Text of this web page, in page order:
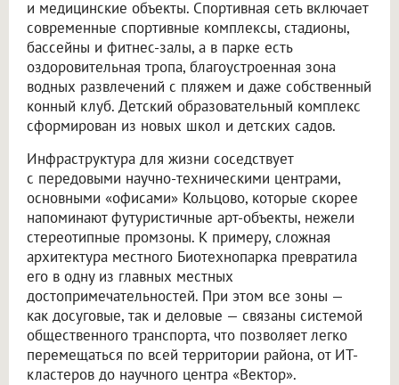
и медицинские объекты. Спортивная сеть включает
современные спортивные комплексы, стадионы,
бассейны и фитнес-залы, а в парке есть
оздоровительная тропа, благоустроенная зона
водных развлечений с пляжем и даже собственный
конный клуб. Детский образовательный комплекс
сформирован из новых школ и детских садов.
Инфраструктура для жизни соседствует
с передовыми научно-техническими центрами,
основными «офисами» Кольцово, которые скорее
напоминают футуристичные арт-объекты, нежели
стереотипные промзоны. К примеру, сложная
архитектура местного Биотехнопарка превратила
его в одну из главных местных
достопримечательностей. При этом все зоны —
как досуговые, так и деловые — связаны системой
общественного транспорта, что позволяет легко
перемещаться по всей территории района, от ИТ-
кластеров до научного центра «Вектор».